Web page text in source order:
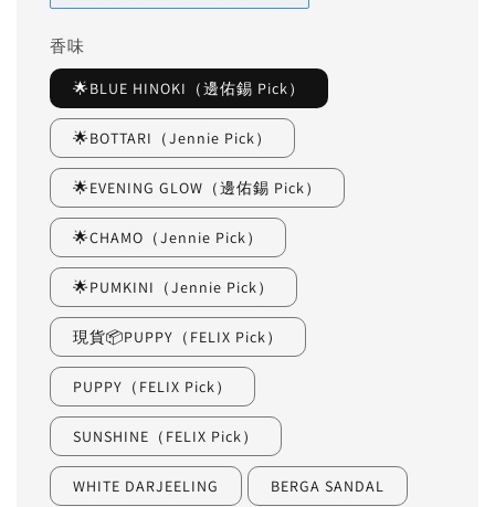
香味
🌟BLUE HINOKI（邊佑錫 Pick）
🌟BOTTARI（Jennie Pick）
🌟EVENING GLOW（邊佑錫 Pick）
🌟CHAMO（Jennie Pick）
🌟PUMKINI（Jennie Pick）
現貨📦PUPPY（FELIX Pick）
PUPPY（FELIX Pick）
SUNSHINE（FELIX Pick）
WHITE DARJEELING BERGA SANDAL